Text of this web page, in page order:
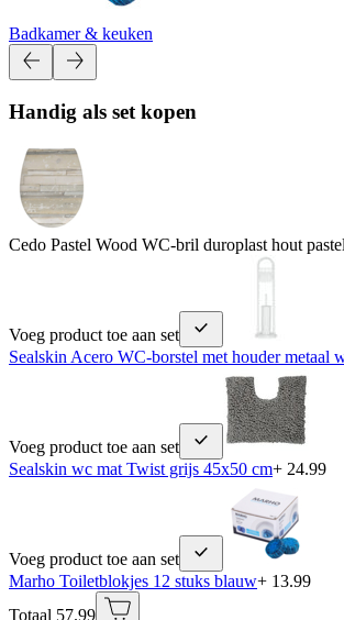
Badkamer & keuken
Handig als set kopen
Cedo Pastel Wood WC-bril duroplast hout pastel
Voeg product toe aan set
Sealskin Acero WC-borstel met houder metaal
Voeg product toe aan set
Sealskin wc mat Twist grijs 45x50 cm+ 24.99
Voeg product toe aan set
Marho Toiletblokjes 12 stuks blauw+ 13.99
Totaal 57.99